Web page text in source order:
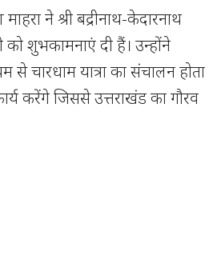
ने श्री बद्रीनाथ-केदारनाथ
को शुभकामनाएं दी हैं। उन्होंने
से चारधाम यात्रा का संचालन होता
करेंगे जिससे उत्तराखंड का गौरव